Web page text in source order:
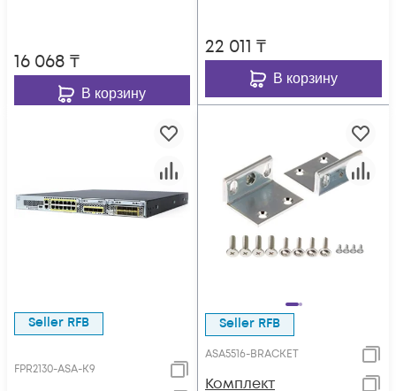
16 068 ₸
В корзину
22 011 ₸
В корзину
Seller RFB
FPR2130-ASA-K9
Seller RFB
ASA5516-BRACKET
Комплект